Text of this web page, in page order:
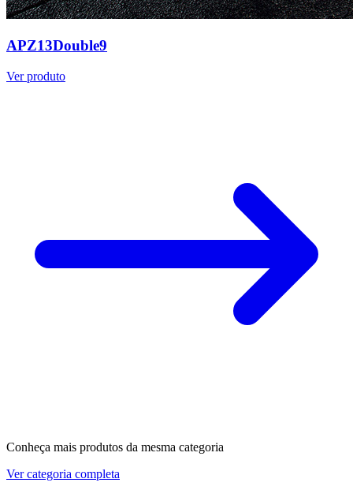
APZ13Double9
Ver produto
Conheça mais produtos da mesma categoria
Ver categoria completa